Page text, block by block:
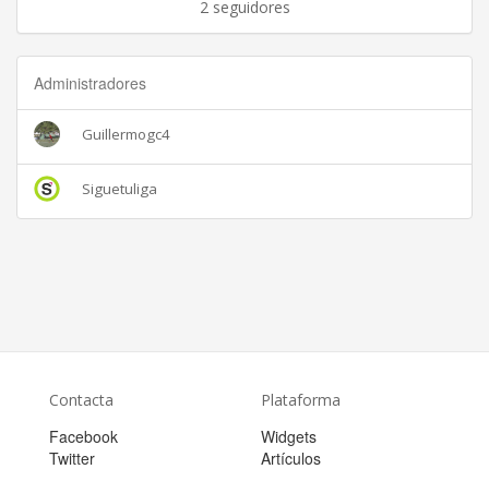
2 seguidores
Administradores
Guillermogc4
Siguetuliga
Contacta
Facebook
Twitter
Plataforma
Widgets
Artículos